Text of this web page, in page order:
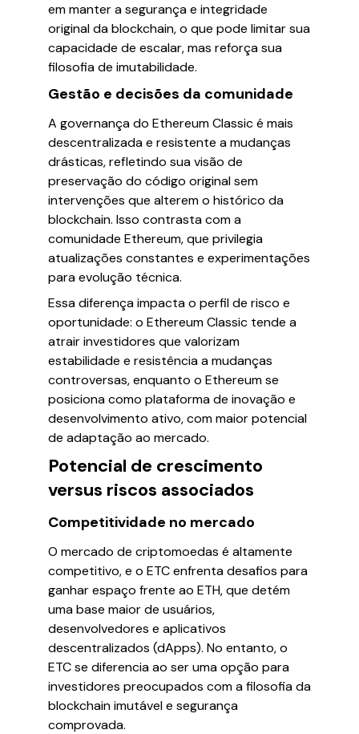
em manter a segurança e integridade
original da blockchain, o que pode limitar sua
capacidade de escalar, mas reforça sua
filosofia de imutabilidade.
Gestão e decisões da comunidade
A governança do Ethereum Classic é mais
descentralizada e resistente a mudanças
drásticas, refletindo sua visão de
preservação do código original sem
intervenções que alterem o histórico da
blockchain. Isso contrasta com a
comunidade Ethereum, que privilegia
atualizações constantes e experimentações
para evolução técnica.
Essa diferença impacta o perfil de risco e
oportunidade: o Ethereum Classic tende a
atrair investidores que valorizam
estabilidade e resistência a mudanças
controversas, enquanto o Ethereum se
posiciona como plataforma de inovação e
desenvolvimento ativo, com maior potencial
de adaptação ao mercado.
Potencial de crescimento
versus riscos associados
Competitividade no mercado
O mercado de criptomoedas é altamente
competitivo, e o ETC enfrenta desafios para
ganhar espaço frente ao ETH, que detém
uma base maior de usuários,
desenvolvedores e aplicativos
descentralizados (dApps). No entanto, o
ETC se diferencia ao ser uma opção para
investidores preocupados com a filosofia da
blockchain imutável e segurança
comprovada.